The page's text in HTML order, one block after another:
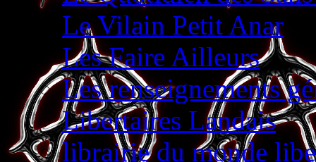
Le Vilain Petit Anar
Les Faire Ailleurs
Les renseignements
Libertaires Landais
librairie du monde